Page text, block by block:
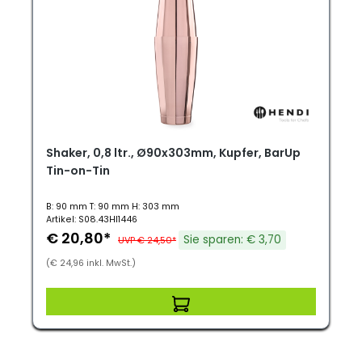
Shaker, 0,8 ltr., Ø90x303mm, Kupfer, BarUp
Tin-on-Tin
B: 90 mm T: 90 mm H: 303 mm
Artikel: S08.43HI1446
€ 20,80* UVP € 24,50* Sie sparen: € 3,70
(€ 24,96 inkl. MwSt.)